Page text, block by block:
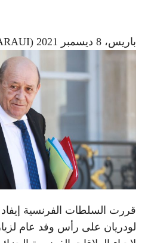
باريس، 8 ديسمبر 2021 (ECSAHARAUI)
قررت السلطات الفرنسية
لودريان على رأس وفد عام